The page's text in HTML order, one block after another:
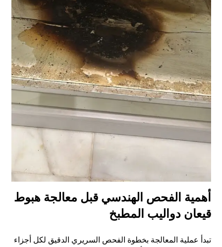
أهمية الفحص الهندسي قبل معالجة هبوط
قيعان دواليب المطبخ
تبدأ عملية المعالجة بخطوة الفحص السريري الدقيق لكل أجزاء